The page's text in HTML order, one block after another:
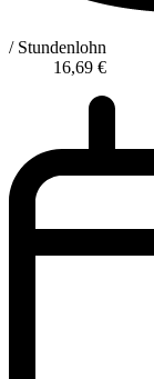
/ Stundenlohn
16,69 €